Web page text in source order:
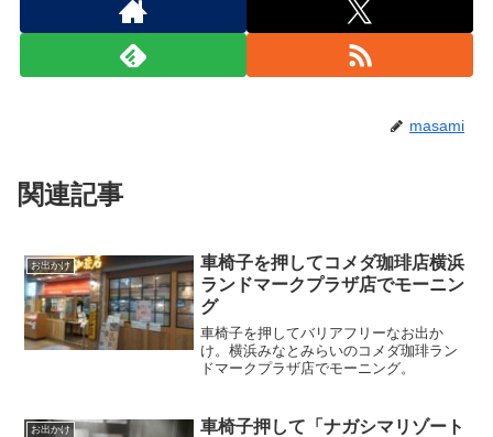
masami
関連記事
お出かけ
車椅子を押してコメダ珈琲店横浜
ランドマークプラザ店でモーニン
グ
車椅子を押してバリアフリーなお出か
け。横浜みなとみらいのコメダ珈琲ラン
ドマークプラザ店でモーニング。
お出かけ
車椅子押して「ナガシマリゾート